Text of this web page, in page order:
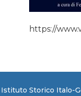
https://
Istituto Storico Italo-